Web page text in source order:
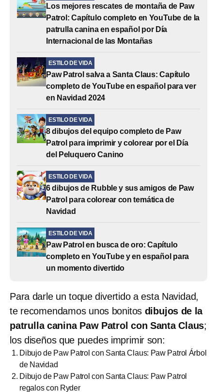
Los mejores rescates de montaña de Paw
Patrol: Capítulo completo en YouTube de la
patrulla canina en español por Día
Internacional de las Montañas
ESTILO DE VIDA
Paw Patrol salva a Santa Claus: Capítulo
completo de YouTube en español para ver
en Navidad 2024
ESTILO DE VIDA
8 dibujos del equipo completo de Paw
Patrol para imprimir y colorear por el Día
del Peluquero Canino
ESTILO DE VIDA
6 dibujos de Rubble y sus amigos de Paw
Patrol para colorear con temática de
Navidad
ESTILO DE VIDA
Paw Patrol en busca de oro: Capítulo
completo en YouTube y en español para
un momento divertido
Para darle un toque divertido a esta Navidad,
te recomendamos unos bonitos dibujos de la
patrulla canina Paw Patrol con Santa Claus;
los diseños que puedes imprimir son:
Dibujo de Paw Patrol con Santa Claus: Paw Patrol Árbol
de Navidad
Dibujo de Paw Patrol con Santa Claus: Paw Patrol
regalos con Ryder